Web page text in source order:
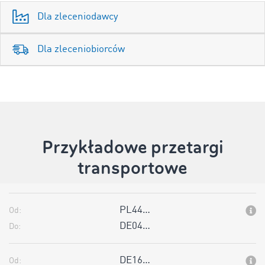
Dla zleceniodawcy
Dla zleceniobiorców
Przykładowe przetargi
transportowe
Od: PL44…
Do: DE04…
Od: DE16…